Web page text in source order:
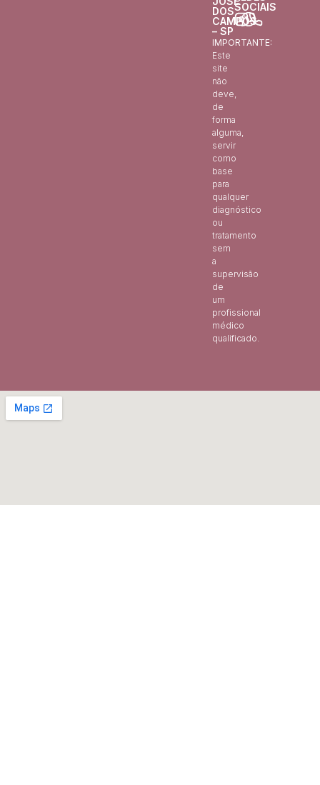
DOS
CAMPOS
– SP
IMPORTANTE:
Este
site
não
deve,
de
forma
alguma,
servir
como
base
para
qualquer
diagnóstico
ou
tratamento
sem
a
supervisão
de
um
profissional
médico
qualificado.
SOCIAIS